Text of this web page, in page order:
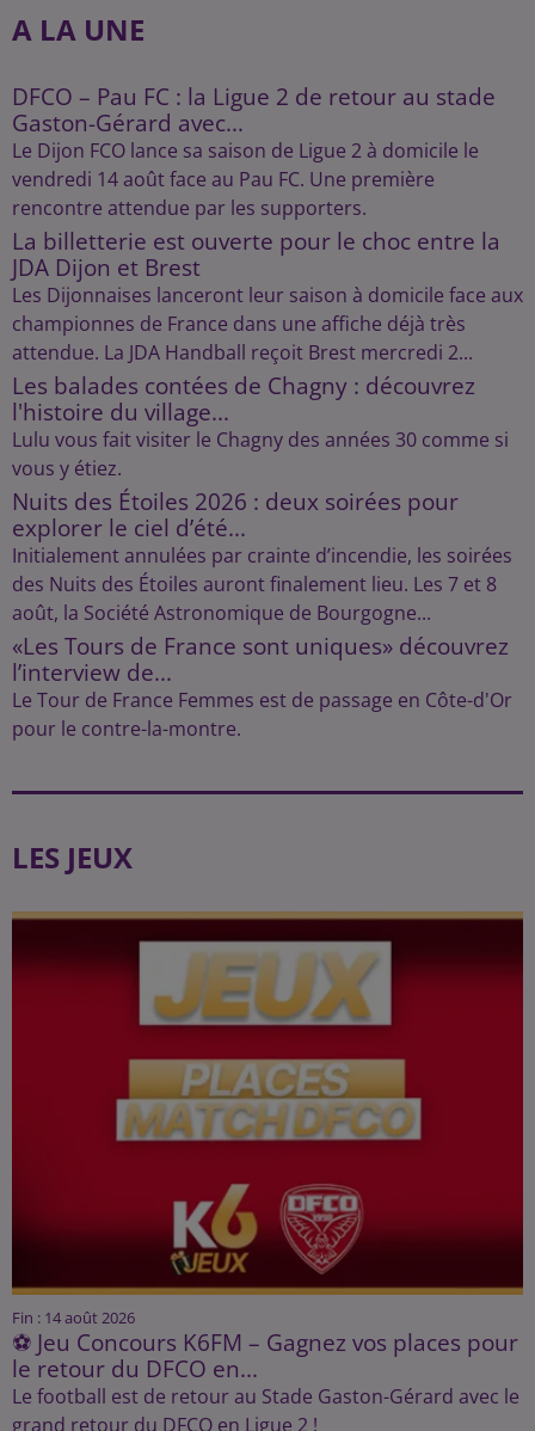
A LA UNE
DFCO – Pau FC : la Ligue 2 de retour au stade
Gaston-Gérard avec...
Le Dijon FCO lance sa saison de Ligue 2 à domicile le
vendredi 14 août face au Pau FC. Une première
rencontre attendue par les supporters.
La billetterie est ouverte pour le choc entre la
JDA Dijon et Brest
Les Dijonnaises lanceront leur saison à domicile face aux
championnes de France dans une affiche déjà très
attendue. La JDA Handball reçoit Brest mercredi 2...
Les balades contées de Chagny : découvrez
l'histoire du village...
Lulu vous fait visiter le Chagny des années 30 comme si
vous y étiez.
Nuits des Étoiles 2026 : deux soirées pour
explorer le ciel d’été...
Initialement annulées par crainte d’incendie, les soirées
des Nuits des Étoiles auront finalement lieu. Les 7 et 8
août, la Société Astronomique de Bourgogne...
«Les Tours de France sont uniques» découvrez
l’interview de...
Le Tour de France Femmes est de passage en Côte-d'Or
pour le contre-la-montre.
LES JEUX
Fin : 14 août 2026
⚽ Jeu Concours K6FM – Gagnez vos places pour
le retour du DFCO en...
Le football est de retour au Stade Gaston-Gérard avec le
grand retour du DFCO en Ligue 2 !